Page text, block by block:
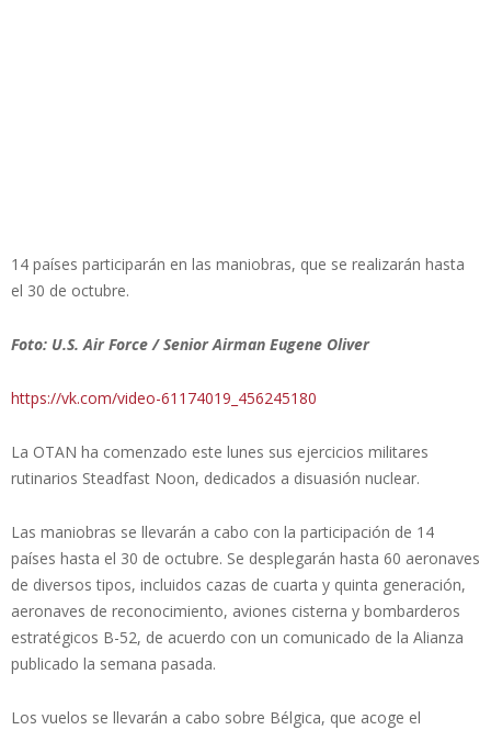
14 países participarán en las maniobras, que se realizarán hasta
el 30 de octubre.
Foto: U.S. Air Force / Senior Airman Eugene Oliver
https://vk.com/video-61174019_456245180
La OTAN ha comenzado este lunes sus ejercicios militares
rutinarios Steadfast Noon, dedicados a disuasión nuclear.
Las maniobras se llevarán a cabo con la participación de 14
países hasta el 30 de octubre. Se desplegarán hasta 60 aeronaves
de diversos tipos, incluidos cazas de cuarta y quinta generación,
aeronaves de reconocimiento, aviones cisterna y bombarderos
estratégicos B-52, de acuerdo con un comunicado de la Alianza
publicado la semana pasada.
Los vuelos se llevarán a cabo sobre Bélgica, que acoge el